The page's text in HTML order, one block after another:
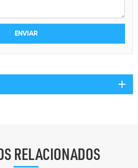
RELACIONADOS